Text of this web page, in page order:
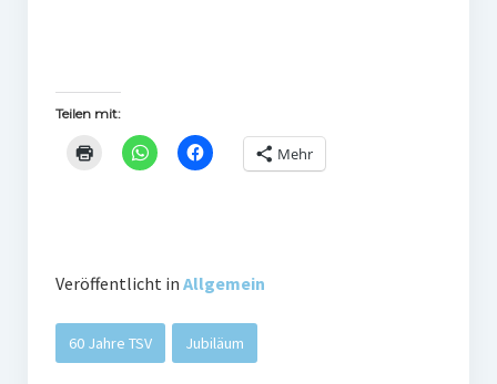
Teilen mit:
Mehr
Veröffentlicht in Allgemein
60 Jahre TSV Jubiläum